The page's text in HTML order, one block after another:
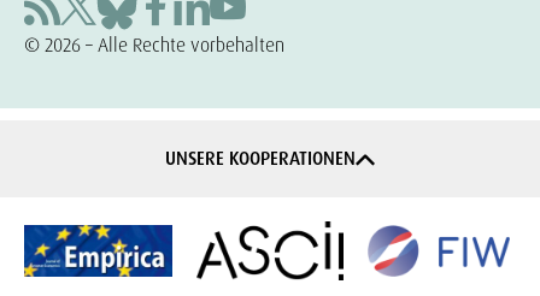
© 2026 – Alle Rechte vorbehalten
UNSERE KOOPERATIONEN